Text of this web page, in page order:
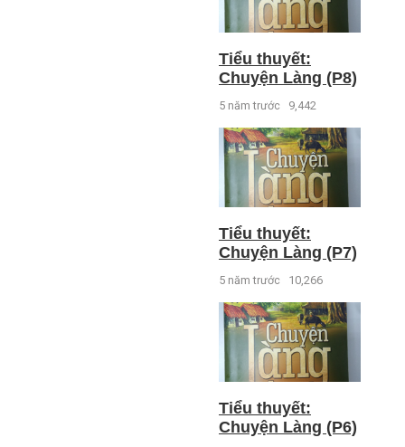
Tiểu thuyết:
Chuyện Làng (P8)
5 năm trước 9,442
Tiểu thuyết:
Chuyện Làng (P7)
5 năm trước 10,266
Tiểu thuyết:
Chuyện Làng (P6)